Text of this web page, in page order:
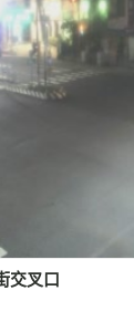
路局及 1968 專線